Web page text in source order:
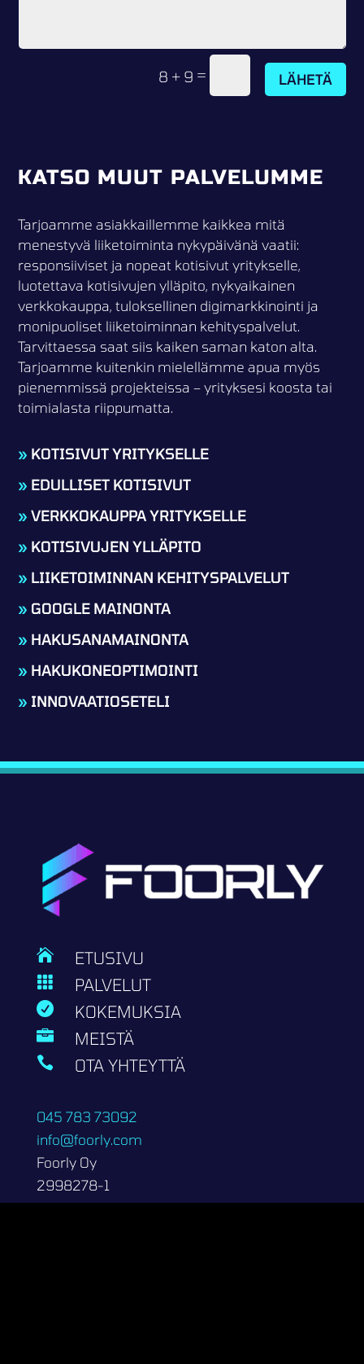
8 + 9 = LÄHETÄ
KATSO MUUT PALVELUMME
Tarjoamme asiakkaillemme kaikkea mitä
menestyvä liiketoiminta nykypäivänä vaatii:
responsiiviset ja nopeat kotisivut yritykselle,
luotettava kotisivujen ylläpito, nykyaikainen
verkkokauppa, tuloksellinen digimarkkinointi ja
monipuoliset liiketoiminnan kehityspalvelut.
Tarvittaessa saat siis kaiken saman katon alta.
Tarjoamme kuitenkin mielellämme apua myös
pienemmissä projekteissa – yrityksesi koosta tai
toimialasta riippumatta.
» KOTISIVUT YRITYKSELLE
» EDULLISET KOTISIVUT
» VERKKOKAUPPA YRITYKSELLE
» KOTISIVUJEN YLLÄPITO
» LIIKETOIMINNAN KEHITYSPALVELUT
» GOOGLE MAINONTA
» HAKUSANAMAINONTA
» HAKUKONEOPTIMOINTI
» INNOVAATIOSETELI
 ETUSIVU
 PALVELUT
 KOKEMUKSIA
 MEISTÄ
 OTA YHTEYTTÄ
045 783 73092
info@foorly.com
Foorly Oy
2998278-1
Kalevantie 8